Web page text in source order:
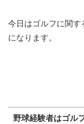
今日はゴルフに関
になります。
野球経験者はゴル